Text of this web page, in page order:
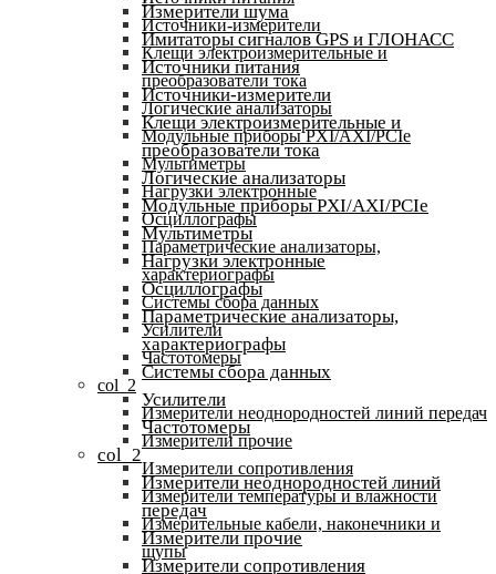
Источники-измерители
Клещи электроизмерительные и
преобразователи тока
Логические анализаторы
Модульные приборы PXI/AXI/PCIe
Мультиметры
Нагрузки электронные
Осциллографы
Параметрические анализаторы,
характериографы
Системы сбора данных
Усилители
Частотомеры
col_2
Измерители неоднородностей линий передач
Измерители прочие
Измерители сопротивления
Измерители температуры и влажности
Измерительные кабели, наконечники и
щупы
Измерители шума
Имитаторы сигналов GPS и ГЛОНАСС
Источники питания
Источники-измерители
Клещи электроизмерительные и
преобразователи тока
Логические анализаторы
Модульные приборы PXI/AXI/PCIe
Мультиметры
Нагрузки электронные
Осциллографы
Параметрические анализаторы,
характериографы
Системы сбора данных
Усилители
Частотомеры
col_2
Измерители неоднородностей линий
передач
Измерители прочие
Измерители сопротивления